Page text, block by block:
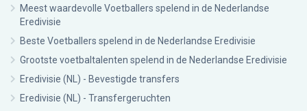
Meest waardevolle Voetballers spelend in de Nederlandse
Eredivisie
Beste Voetballers spelend in de Nederlandse Eredivisie
Grootste voetbaltalenten spelend in de Nederlandse Eredivisie
Eredivisie (NL) - Bevestigde transfers
Eredivisie (NL) - Transfergeruchten